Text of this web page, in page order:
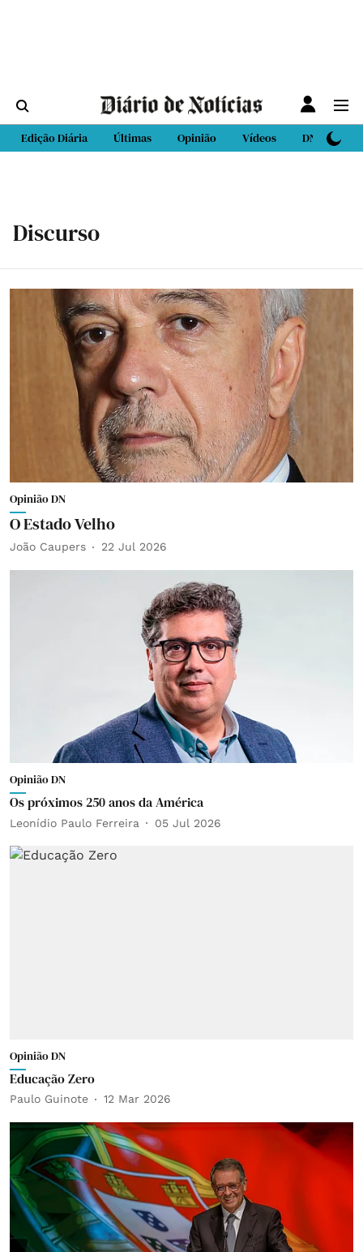
Edição Diária Últimas Opinião Vídeos DN Sport
Discurso
Opinião DN
O Estado Velho
João Caupers 22 Jul 2026
Opinião DN
Os próximos 250 anos da América
Leonídio Paulo Ferreira 05 Jul 2026
Opinião DN
Educação Zero
Paulo Guinote 12 Mar 2026